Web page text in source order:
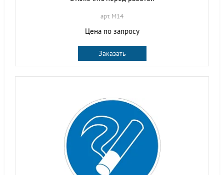
арт. M14
Цена по запросу
Заказать